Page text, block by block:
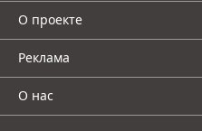
О проекте
Реклама
О нас